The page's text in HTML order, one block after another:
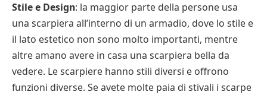
Stile e Design: la maggior parte della persone usa
una scarpiera all’interno di un armadio, dove lo stile e
il lato estetico non sono molto importanti, mentre
altre amano avere in casa una scarpiera bella da
vedere. Le scarpiere hanno stili diversi e offrono
funzioni diverse. Se avete molte paia di stivali i scarpe